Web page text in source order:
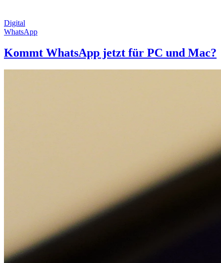
Digital
WhatsApp
Kommt WhatsApp jetzt für PC und Mac?